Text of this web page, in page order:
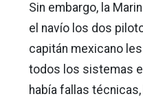
Sin embargo, la
el navío los dos
capitán mexicano
todos los sistemas
había fallas